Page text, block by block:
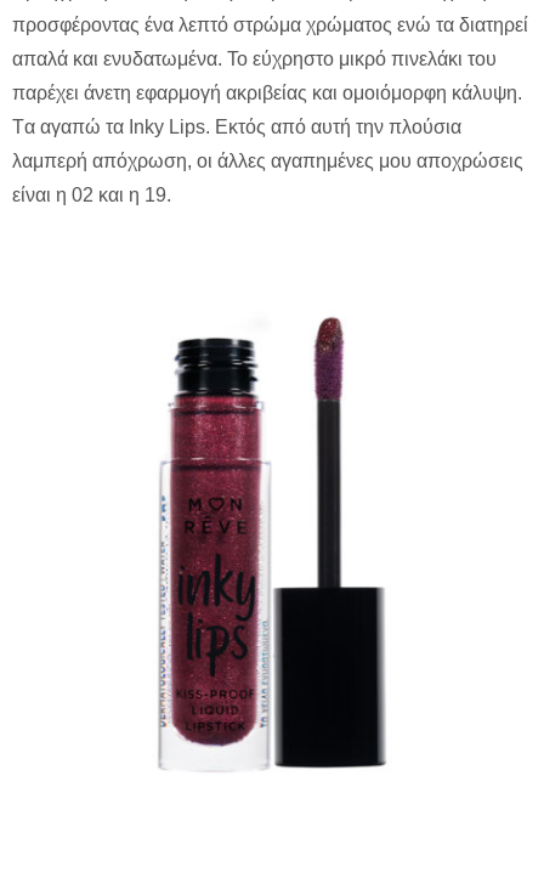
προσφέροντας ένα λεπτό στρώμα χρώματος ενώ τα διατηρεί
απαλά και ενυδατωμένα. Το εύχρηστο μικρό πινελάκι του
παρέχει άνετη εφαρμογή ακριβείας και ομοιόμορφη κάλυψη.
Tα αγαπώ τα Inky Lips. Εκτός από αυτή την πλούσια
λαμπερή απόχρωση, οι άλλες αγαπημένες μου αποχρώσεις
είναι η 02 και η 19.